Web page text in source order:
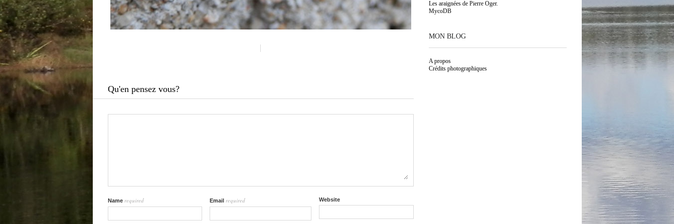
Qu'en pensez vous?
Name required Email required Website
Les araignées de Pierre Oger.
MycoDB
MON BLOG
A propos
Crédits photographiques